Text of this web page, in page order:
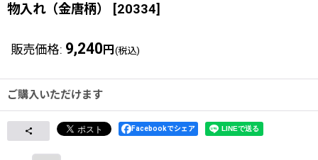
物入れ（金唐柄）
[20334]
販売価格: 9,240 円 (税込)
ご購入いただけます
Facebookでシェア